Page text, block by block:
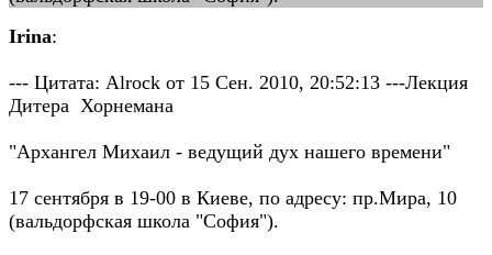
Irina:
--- Цитата: Alrock от 15 Сен. 2010, 20:52:13 ---Лекция
Дитера Хорнемана
"Архангел Михаил - ведущий дух нашего времени"
17 сентября в 19-00 в Киеве, по адресу: пр.Мира, 10
(вальдорфская школа "София").